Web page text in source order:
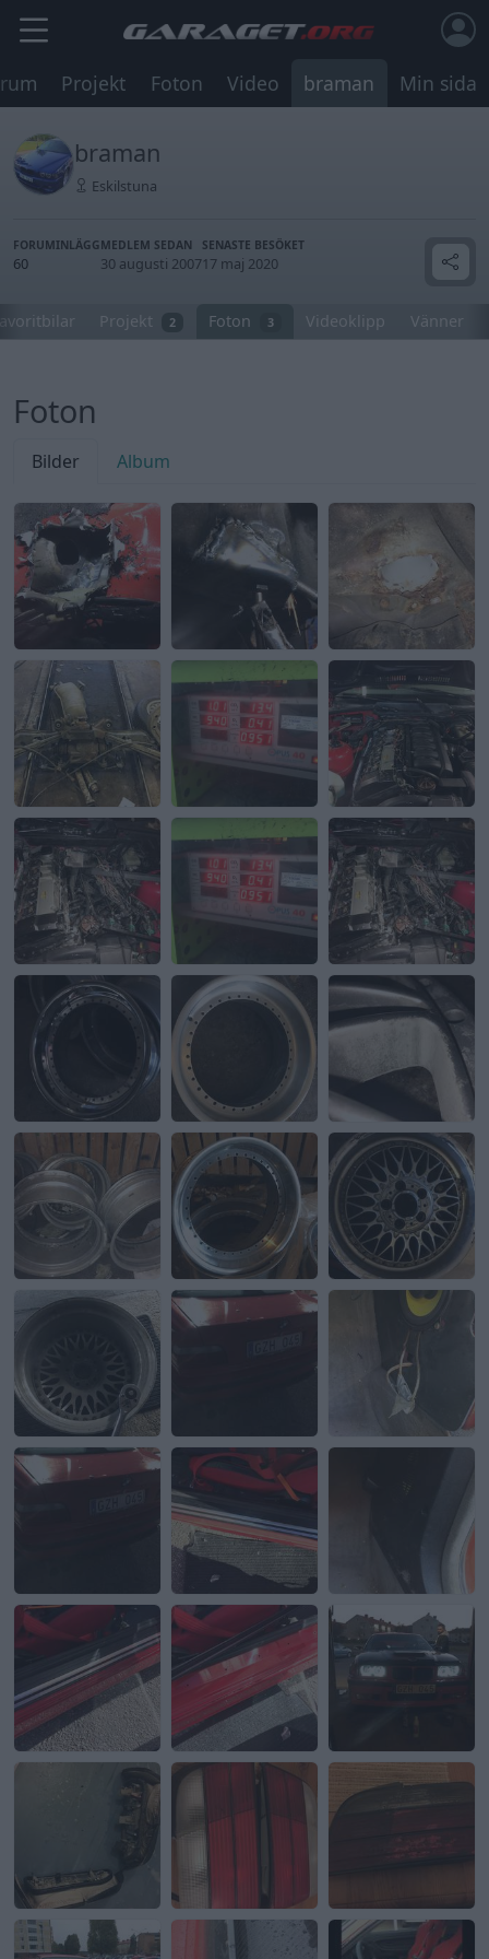
Projekt Foton Video braman Min sida
braman
Eskilstuna
FORUMINLÄGG
60
MEDLEM SEDAN
30 augusti 2007
SENASTE BESÖKET
17 maj 2020
Projekt 2 Foton 3 Videoklipp Vänner
Foton
Bilder Album